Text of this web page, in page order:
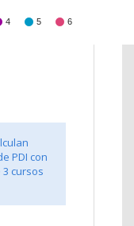
4 5 6
PDI con
cursos